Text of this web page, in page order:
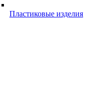
Пластиковые изделия